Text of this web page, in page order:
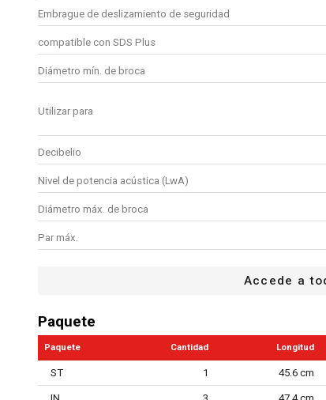
1x
1x
1x
1x
1x
1x
Embrague de deslizamiento de seguridad
compatible con SDS Plus
Diámetro mín. de broca
Utilizar para
Decibelio
Nivel de potencia acústica (LwA)
Diámetro máx. de broca
Par máx.
Mandril de bloqueo automático
Mandril
Baterías necesarias (cantidad)
Accede a
Paquete
Paquete Cantidad Longitud
ST 1 45.6 cm